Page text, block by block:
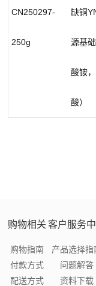
蛋白质
CN250297-
250g
缺铜
源基
酸铵
酸）
购物相关
购物指南
付款方式
配送方式
客户服务
产品选择指
问题解答
资料下载